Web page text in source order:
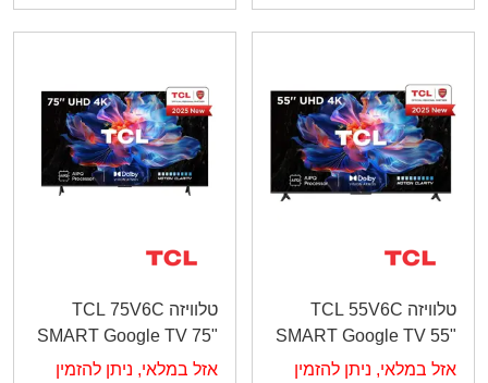
טלוויזה TCL 55V6C
SMART Google TV 55"
4K UHD
אזל במלאי, ניתן להזמין
טלוויזה TCL 75V6C
SMART Google TV 75"
4K UHD
אזל במלאי, ניתן להזמין